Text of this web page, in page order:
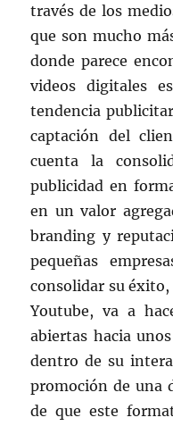
través de los
que son mucho
donde parece
videos digitales
tendencia
captación del
cuenta la
publicidad en
en un valor
branding y
pequeñas
consolidar su éxito,
Youtube, va a
abiertas hacia
dentro de su
promoción de una
de que este